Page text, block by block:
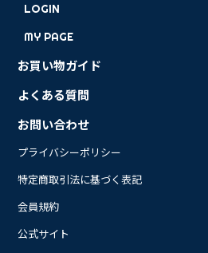
LOGIN
MY PAGE
お買い物ガイド
よくある質問
お問い合わせ
プライバシーポリシー
特定商取引法に基づく表記
会員規約
公式サイト